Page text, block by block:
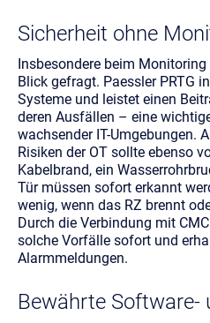
Sicherheit ohne
Insbesondere beim
Blick gefragt. Paessler PRTG
Systeme und leistet einen
deren Ausfällen – eine
wachsender IT-Umgebungen.
Risiken der OT sollte ebenso
Kabelbrand, ein
Tür müssen sofort erkannt
wenig, wenn das RZ brennt
Durch die Verbindung mit
solche Vorfälle sofort und
Alarmmeldungen.
Bewährte Software-